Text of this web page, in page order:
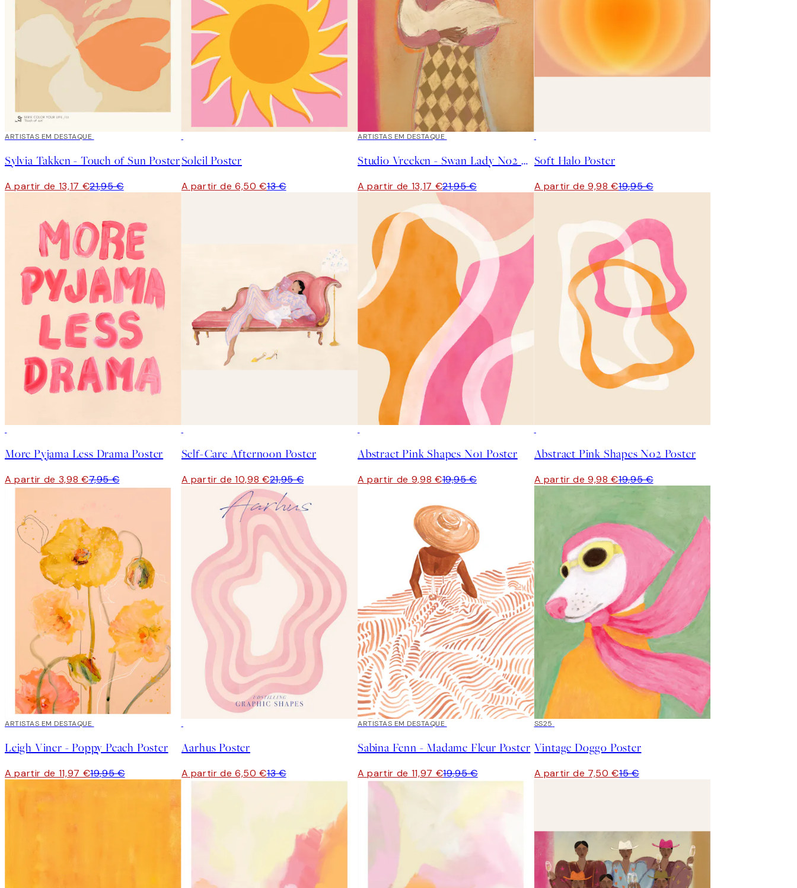
40%*
ARTISTAS EM DESTAQUE
Sylvia Takken - Touch of Sun Poster
A partir de 13,17 €21,95 €
Soleil Poster
A partir de 6,50 €13 €
40%*
ARTISTAS EM DESTAQUE
Studio Vreeken - Swan Lady No2 Poster
A partir de 13,17 €21,95 €
Soft Halo Poster
A partir de 9,98 €19,95 €
More Pyjama Less Drama Poster
A partir de 3,98 €7,95 €
Self-Care Afternoon Poster
A partir de 10,98 €21,95 €
Abstract Pink Shapes No1 Poster
A partir de 9,98 €19,95 €
Abstract Pink Shapes No2 Poster
A partir de 9,98 €19,95 €
40%*
ARTISTAS EM DESTAQUE
Leigh Viner - Poppy Peach Poster
A partir de 11,97 €19,95 €
Aarhus Poster
A partir de 6,50 €13 €
40%*
ARTISTAS EM DESTAQUE
Sabina Fenn - Madame Fleur Poster
A partir de 11,97 €19,95 €
50%*
SS25
Vintage Doggo Poster
A partir de 7,50 €15 €